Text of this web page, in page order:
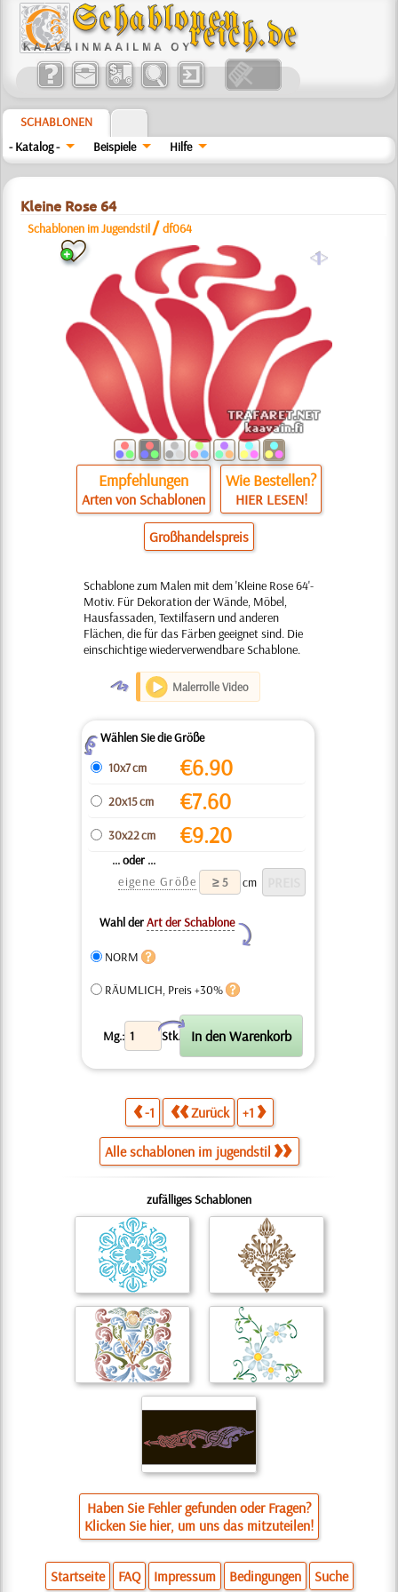
SCHABLONEN
- Katalog -
Beispiele Hilfe
Kleine Rose 64
Schablonen im Jugendstil /df064
a
Empfehlungen
Arten von Schablonen
Wie Bestellen?
HIER LESEN!
Großhandelspreis
Schablone zum Malen mit dem 'Kleine Rose 64'-
Motiv. Für Dekoration der Wände, Möbel,
Hausfassaden, Textilfasern und anderen
Flächen, die für das Färben geeignet sind. Die
einschichtige wiederverwendbare Schablone.
O Malerrolle Video
ZWählen Sie die Größe
10x7 cm
€6.90
20x15 cm €7.60
30x22 cm €9.20
... oder ...
eigene Größe
cm
Wahl derArt der Schablone
Y
NORM
RÄUMLICH, Preis +30%
Mg.: Stk.
X
-1 Zurück +1
Alle schablonen im jugendstil
zufälliges Schablonen
Haben Sie Fehler gefunden oder Fragen?
Klicken Sie hier, um uns das mitzuteilen!
Startseite FAQ Impressum Bedingungen Suche